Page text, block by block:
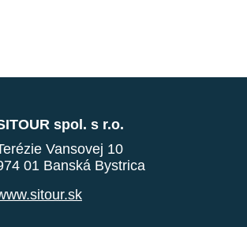
spol. s r.o.
Vansovej 10
01 Banská Bystrica